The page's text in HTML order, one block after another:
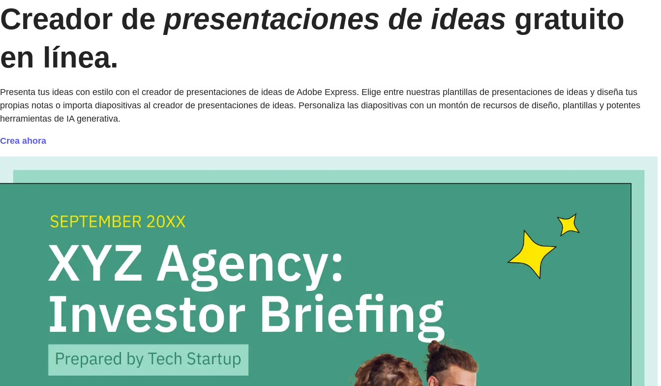
Creador de presentaciones de ideas gratuito
en línea.
Presenta tus ideas con estilo con el creador de presentaciones de ideas de Adobe Express. Elige entre nuestras plantillas de presentaciones de ideas y diseña tus
propias notas o importa diapositivas al creador de presentaciones de ideas. Personaliza las diapositivas con un montón de recursos de diseño, plantillas y potentes
herramientas de IA generativa.
Crea ahora